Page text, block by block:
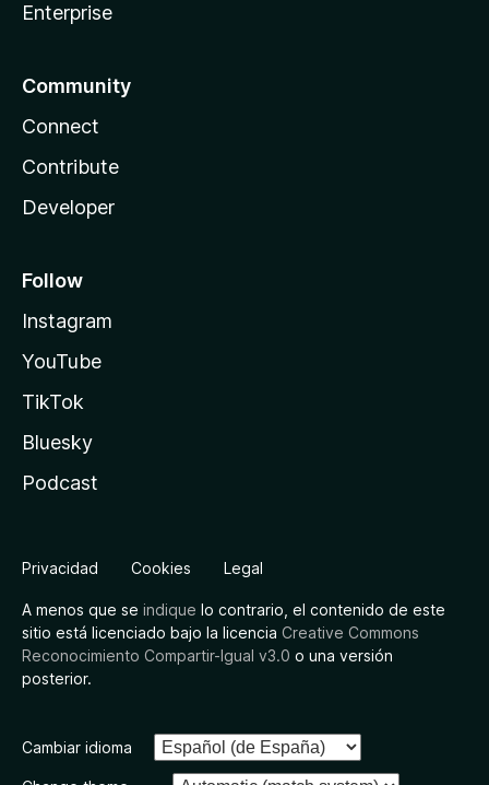
Enterprise
Community
Connect
Contribute
Developer
Follow
Instagram
YouTube
TikTok
Bluesky
Podcast
Privacidad Cookies Legal
A menos que se indique lo contrario, el contenido de este
sitio está licenciado bajo la licencia Creative Commons
Reconocimiento Compartir-Igual v3.0 o una versión
posterior.
Cambiar idioma